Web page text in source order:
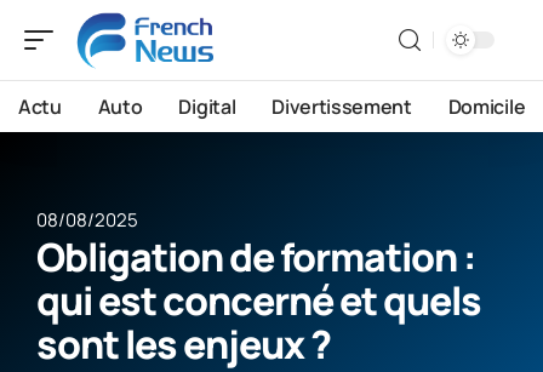
Actu Auto Digital Divertissement Domicile
08/08/2025
Obligation de formation :
qui est concerné et quels
sont les enjeux ?